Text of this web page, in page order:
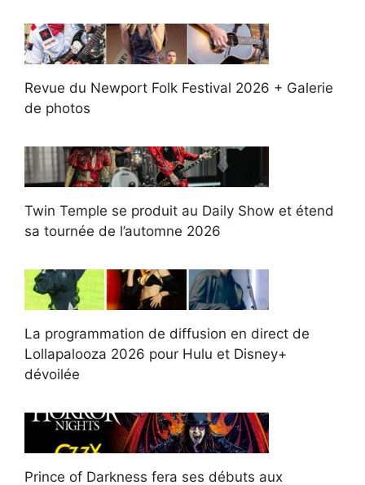
Revue du Newport Folk Festival 2026 + Galerie
de photos
Twin Temple se produit au Daily Show et étend
sa tournée de l’automne 2026
La programmation de diffusion en direct de
Lollapalooza 2026 pour Hulu et Disney+
dévoilée
Prince of Darkness fera ses débuts aux